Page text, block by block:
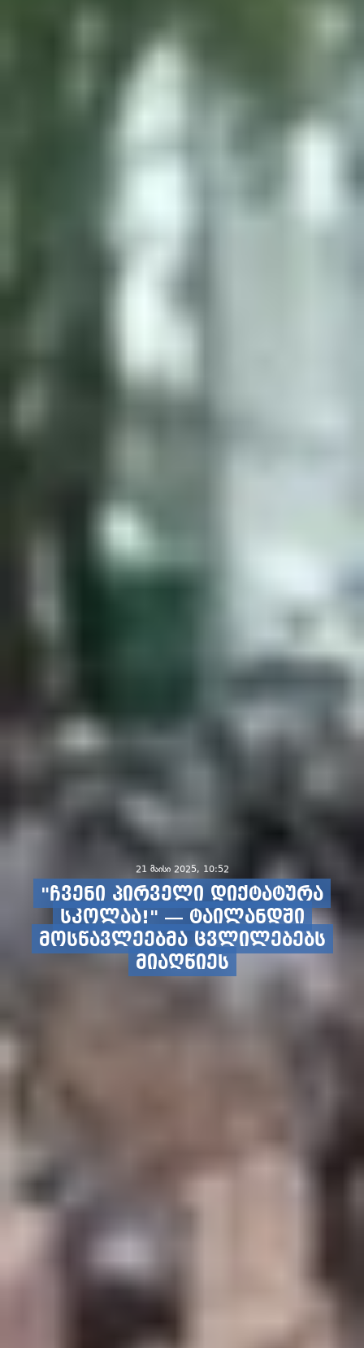
21 მაისი 2025, 10:52
"ჩვენი პირველი დიქტატურა
სკოლაა!" — ტაილანდში
მოსწავლეებმა ცვლილებებს
მიაღწიეს